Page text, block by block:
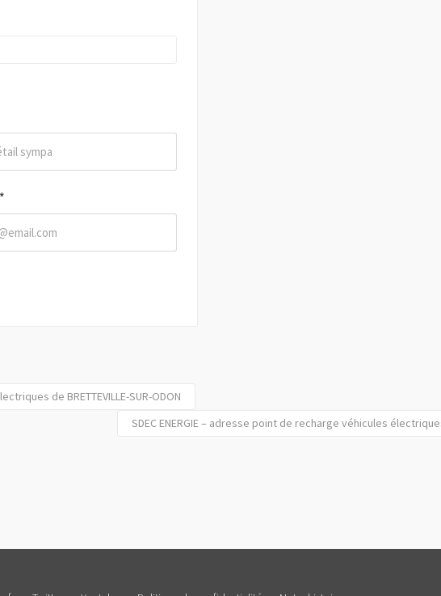
*
de BRETTEVILLE-SUR-ODON
SDEC ENERGIE – adresse point de recharge véhicules